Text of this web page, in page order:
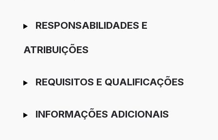
RESPONSABILIDADES E
ATRIBUIÇÕES
REQUISITOS E QUALIFICAÇÕES
INFORMAÇÕES ADICIONAIS